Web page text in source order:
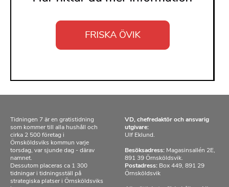
Tidningen 7 är en gratistidning
som kommer till alla hushåll och
cirka 2 500 företag i
Örnsköldsviks kommun varje
torsdag, var sjunde dag - därav
namnet.
Dessutom placeras ca 1 300
tidningar i tidningsställ på
strategiska platser i Örnsköldsviks
VD, chefredaktör och ansvarig
utgivare:
Ulf Eklund.
Besöksadress: Magasinsallén 2E,
891 39 Örnsköldsvik.
Postadress: Box 449, 891 29
Örnsköldsvik